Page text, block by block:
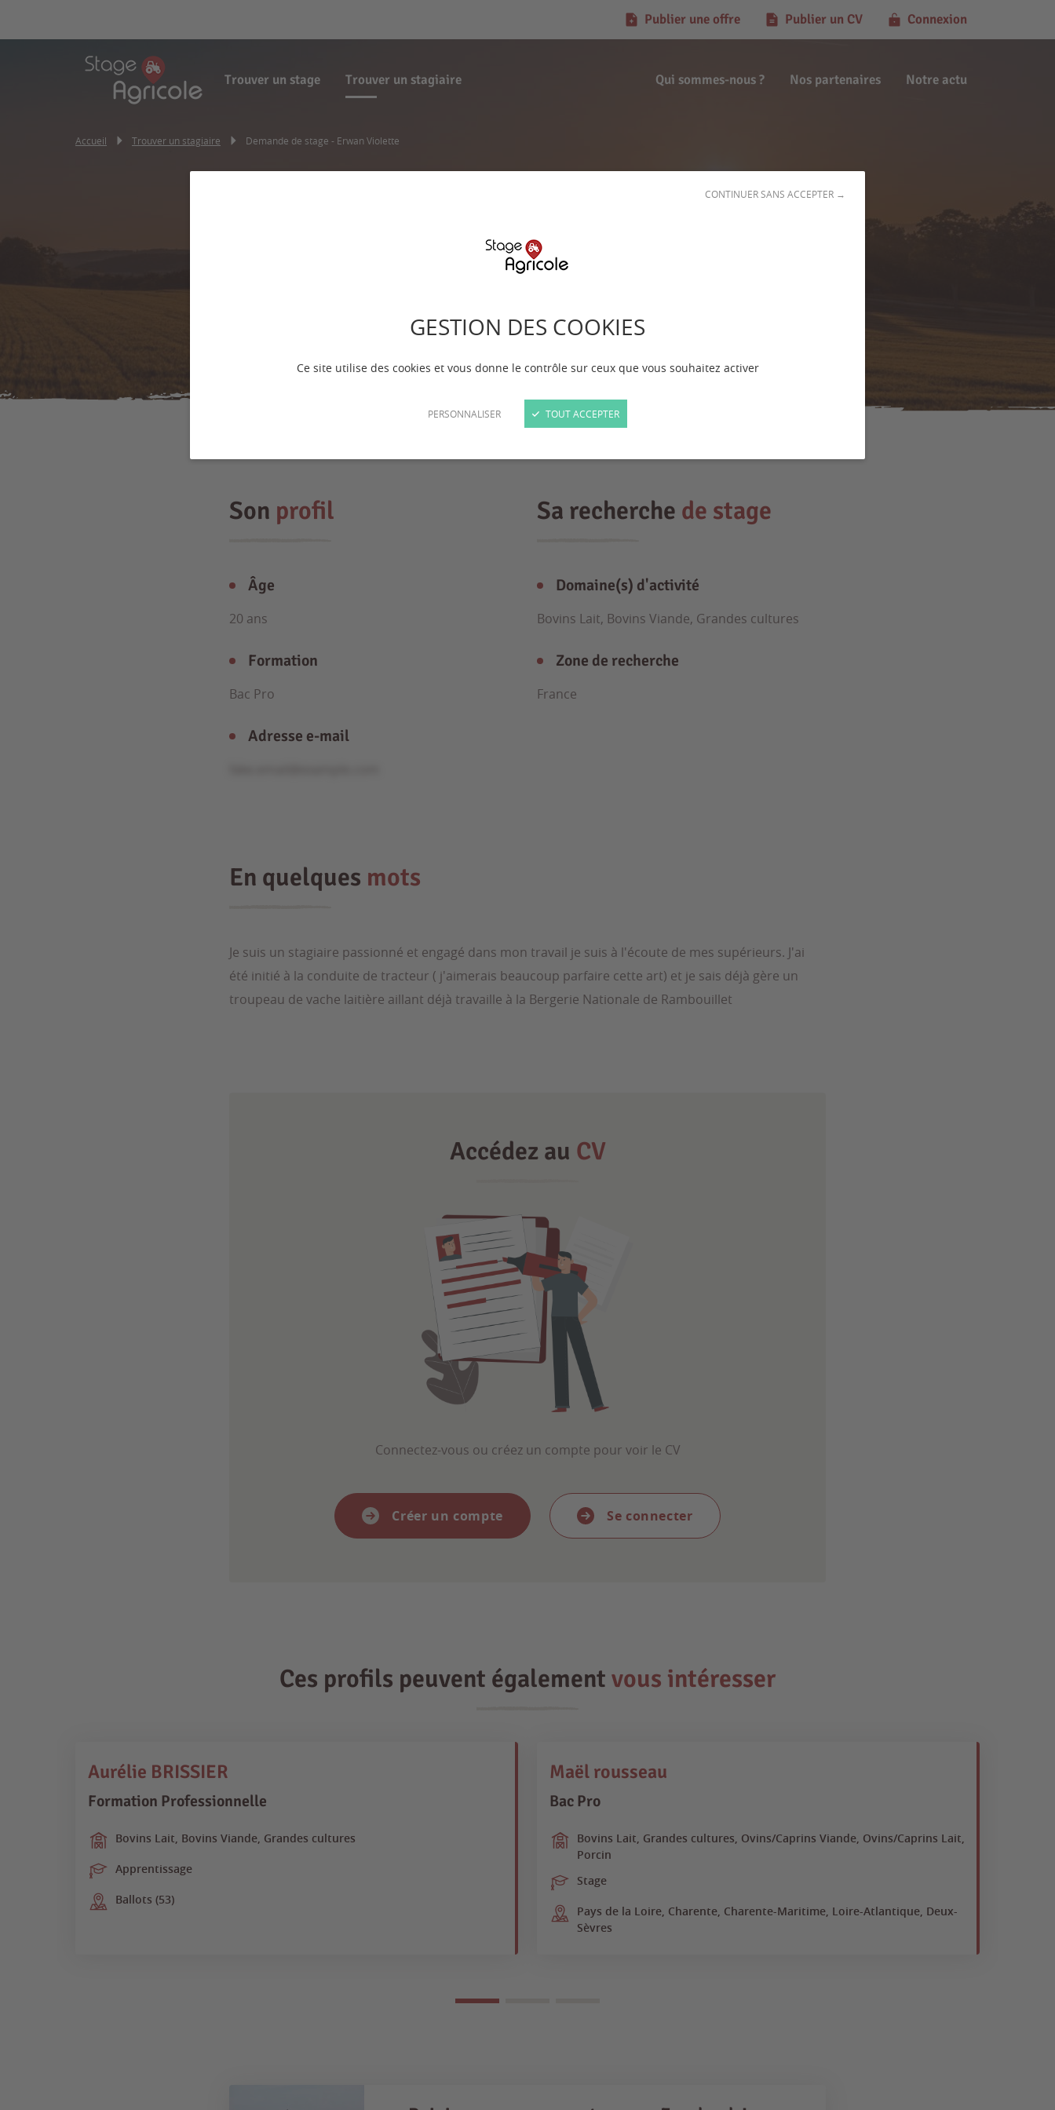
GESTION DES COOKIES
Ce site utilise des cookies et vous donne le contrôle sur ceux que vous souhaitez activer
PERSONNALISER
CONTINUER SANS ACCEPTER →
TOUT ACCEPTER
Trouver un stage Trouver un stagiaire Qui sommes-nous ? Nos partenaires Notre actu
Publier une offre Publier un CV Connexion
Accueil Trouver un stagiaire Demande de stage - Erwan Violette
Demande de stage
Erwan Violette
Son profil
Âge
20 ans
Formation
Bac Pro
Adresse e-mail
Sa recherche de stage
Domaine(s) d'activité
Bovins Lait, Bovins Viande, Grandes cultures
Zone de recherche
France
En quelques mots
Je suis un stagiaire passionné et engagé dans mon travail je suis à l'écoute de mes supérieurs. J'ai
été initié à la conduite de tracteur ( j'aimerais beaucoup parfaire cette art) et je sais déjà gère un
troupeau de vache laitière aillant déjà travaille à la Bergerie Nationale de Rambouillet
Accédez au CV
Connectez-vous ou créez un compte pour voir le CV
Créer un compte Se connecter
Ces profils peuvent également vous intéresser
Aurélie BRISSIER
Formation Professionnelle
Bovins Lait, Bovins Viande, Grandes cultures
Apprentissage
Ballots (53)
Maël rousseau
Bac Pro
Bovins Lait, Grandes cultures, Ovins/Caprins Viande, Ovins/Caprins Lait,
Porcin
Stage
Pays de la Loire, Charente, Charente-Maritime, Loire-Atlantique, Deux-
Sèvres